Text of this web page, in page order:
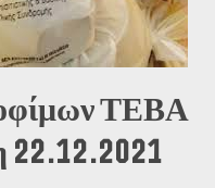
ΤΕΒΑ
22.12.2021